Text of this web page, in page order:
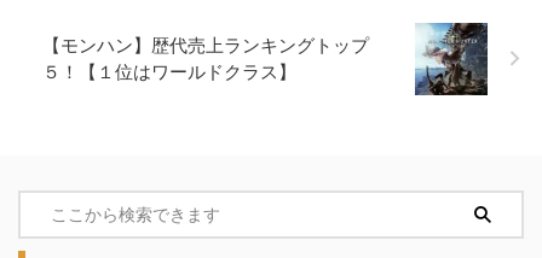
【モンハン】歴代売上ランキングトップ
５！【１位はワールドクラス】